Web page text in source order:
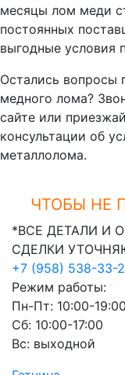
месяцы лом меди
постоянных
выгодные условия
Остались вопросы
медного лома?
сайте или
консультации об
металлолома.
ЧТОБЫ НЕ
*ВСЕ ДЕТАЛИ И
СДЕЛКИ
+7 (958) 538-33-
Режим работы:
Пн-Пт: 10:00-19:00
Сб: 10:00-17:00
Вс: выходной